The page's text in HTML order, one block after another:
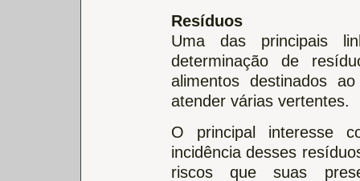
Resíduos
Uma das principais
determinação de
alimentos destinados
atender várias vertentes.
O principal interesse
incidência desses
riscos que suas